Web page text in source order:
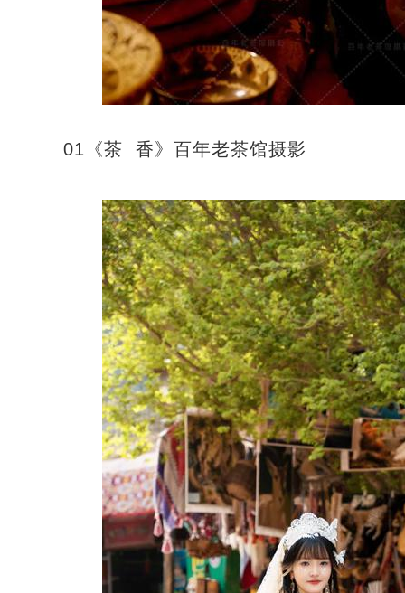
01《茶 香》百年老茶馆摄影